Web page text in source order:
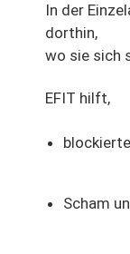
In der
dorthin,
wo sie sich
EFIT hilft,
Scham